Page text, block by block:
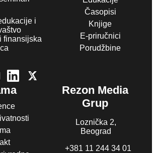
i
finansijska
Časopisi
Knjige
E-priručnici
Porudžbine
Rezon Media
Grup
Loznička 2,
Beograd
+381 11 244 34 01